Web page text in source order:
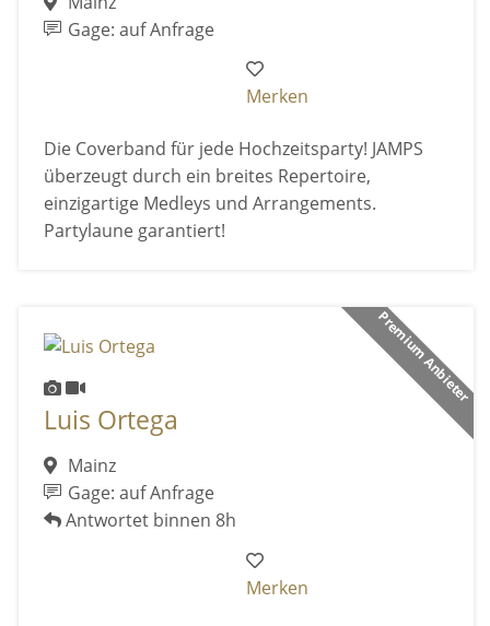
Gage: auf Anfrage
Merken
Die Coverband für jede Hochzeitsparty! JAMPS
überzeugt durch ein breites Repertoire,
einzigartige Medleys und Arrangements.
Partylaune garantiert!
Premium Anbieter
Luis Ortega
Mainz
Gage: auf Anfrage
Antwortet binnen 8h
Merken